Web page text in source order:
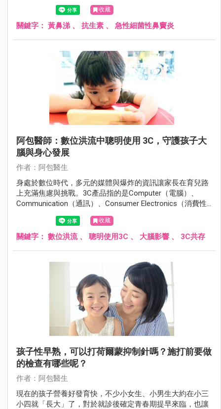
收藏
關鍵字： 黃鼻涕 、 抗生素 、 急性細菌性鼻竇炎
阿包醫師：數位洪流中聰明使用 3C，守護孩子大
腦與身心發展
作者：阿包醫生
身處於數位時代，多元的媒體與爆炸的資訊讓家長在育兒路
上充滿焦慮與挑戰。3C產品指的是Computer（電腦）、
Communication（通訊）、Consumer Electronics（消費性
電子產品），涵蓋了電腦、手機、平板、數位相機、智慧家
電等眾多產品，以下內文提到的3C產品主要指手機、平板和
電視。
收藏
關鍵字： 數位洪流、 聰明使用3C 、 大腦影響 、 3C共存
孩子性早熟，可以打荷爾蒙抑制針嗎？施打前要做
的檢查有哪些呢？
作者：阿包醫生
現在的孩子營養好發育快，不少小女生、小男生大約在小三
小四就「長大」了，對於就診後確定青春期提早來臨，也讓